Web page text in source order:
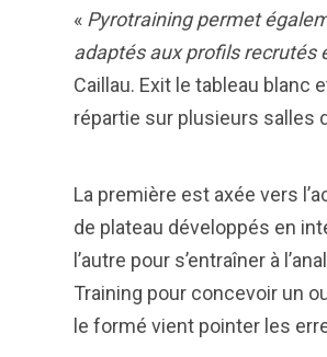
« Pyrotraining permet
adaptés aux profils recrutés
Caillau. Exit le tableau blanc
répartie sur plusieurs salles
La première est axée vers
de plateau développés en
l’autre pour s’entraîner à
Training pour concevoir un
le formé vient pointer les